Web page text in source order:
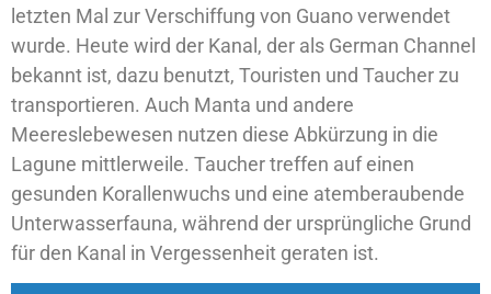
letzten Mal zur Verschiffung von Guano verwendet
wurde. Heute wird der Kanal, der als German Channel
bekannt ist, dazu benutzt, Touristen und Taucher zu
transportieren. Auch Manta und andere
Meereslebewesen nutzen diese Abkürzung in die
Lagune mittlerweile. Taucher treffen auf einen
gesunden Korallenwuchs und eine atemberaubende
Unterwasserfauna, während der ursprüngliche Grund
für den Kanal in Vergessenheit geraten ist.